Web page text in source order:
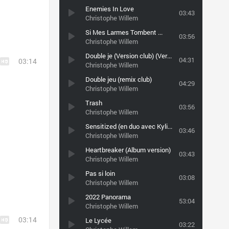
Enemies In Love
Christophe Willem
03:43
Si Mes Larmes Tombent ...
Christophe Willem
03:56
Double je (Version club) (Version club)
Christophe Willem
04:31
Double jeu (remix club)
Christophe Willem
04:29
Trash
Christophe Willem
03:56
Sensitized (en duo avec Kylie Minogue)
Christophe Willem
03:46
Heartbreaker (Album version)
Christophe Willem
03:43
Pas si loin
Christophe Willem
03:08
2022 Panorama
Christophe Willem
53:04
Le Lycée
03:22
03:14
03:14